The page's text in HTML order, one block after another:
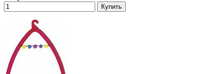
Купить